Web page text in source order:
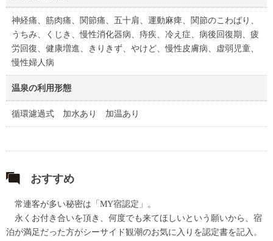
神経痛、筋肉痛、関節痛、五十肩、運動麻痺、関節のこわばり、
うちみ、くじき、慢性消化器病、痔疾、冷え症、病後回復期、疲
労回復、健康増進、きりきず、やけど、慢性皮膚病、虚弱児童、
慢性婦人病
温泉の利用形態
循環濾過式 加水あり 加温あり
おすすめ
常連客が多い秘密は「MY宿認定」。
永くお付き合いを頂き、何度でも来てほしいという願いから、宿
泊が満足だった方がシーサイド観潮のお気に入りを認定書を記入。